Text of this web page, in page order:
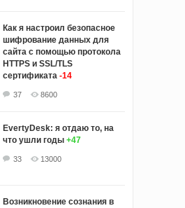
Как я настроил безопасное
шифрование данных для
сайта с помощью протокола
HTTPS и SSL/TLS
сертификата -14
37 8600
EvertyDesk: я отдаю то, на
что ушли годы +47
33 13000
Возникновение сознания в